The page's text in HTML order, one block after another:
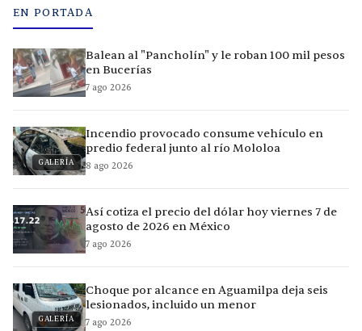
EN PORTADA
Balean al "Pancholín" y le roban 100 mil pesos
en Bucerías
7 ago 2026
GALERÍA
Incendio provocado consume vehículo en
predio federal junto al río Mololoa
8 ago 2026
Así cotiza el precio del dólar hoy viernes 7 de
agosto de 2026 en México
7 ago 2026
GALERÍA
Choque por alcance en Aguamilpa deja seis
lesionados, incluido un menor
7 ago 2026